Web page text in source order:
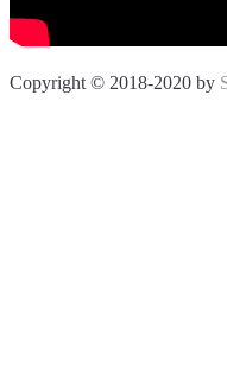
Copyright © 2018-2020 by